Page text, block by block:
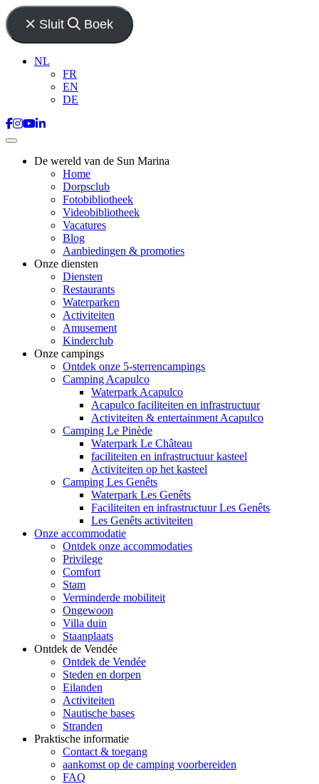
Sluit Boek
NL
FR
EN
DE
De wereld van de Sun Marina
Home
Dorpsclub
Fotobibliotheek
Videobibliotheek
Vacatures
Blog
Aanbiedingen & promoties
Onze diensten
Diensten
Restaurants
Waterparken
Activiteiten
Amusement
Kinderclub
Onze campings
Ontdek onze 5-sterrencampings
Camping Acapulco
Waterpark Acapulco
Acapulco faciliteiten en infrastructuur
Activiteiten & entertainment Acapulco
Camping Le Pinède
Waterpark Le Château
faciliteiten en infrastructuur kasteel
Activiteiten op het kasteel
Camping Les Genêts
Waterpark Les Genêts
Faciliteiten en infrastructuur Les Genêts
Les Genêts activiteiten
Onze accommodatie
Ontdek onze accommodaties
Privilege
Comfort
Stam
Verminderde mobiliteit
Ongewoon
Villa duin
Staanplaats
Ontdek de Vendée
Ontdek de Vendée
Steden en dorpen
Eilanden
Activiteiten
Nautische bases
Stranden
Praktische informatie
Contact & toegang
aankomst op de camping voorbereiden
FAQ